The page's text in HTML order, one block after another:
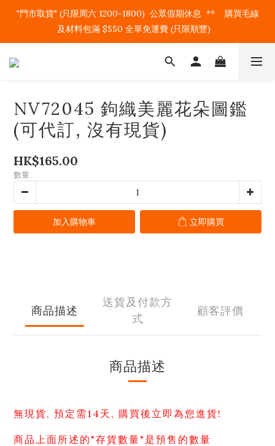
"門市取貨" (只限周六 1200-1800)  公眾假期休息  **    購買毛線
及材料包滿 $550 全單免運費 (只限順豐)
NV72045 鉤織美麗花朵圖鑑
(可代訂, 沒有現貨)
HK$165.00
數量
加入購物車 立即購買
商品描述
送貨及付款方
式
顧客評價
商品描述
無現貨, 預定需14天, 購買後立即為您進貨!
商品上面所述的"存貨數量"是預售的數量